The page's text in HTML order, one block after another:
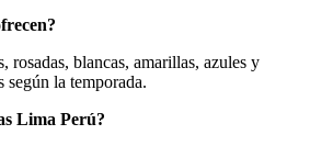
rosadas, blancas, amarillas, azules y
según la temporada.
Lima Perú?